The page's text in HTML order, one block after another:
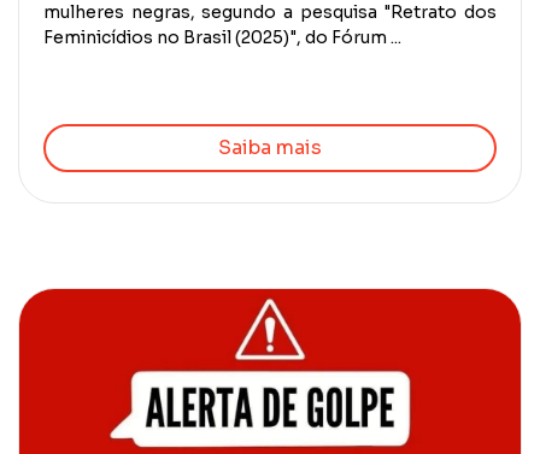
mulheres negras, segundo a pesquisa "Retrato dos
Feminicídios no Brasil (2025)", do Fórum ...
Saiba mais